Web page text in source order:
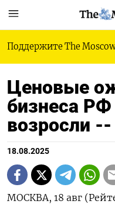
Поддержите The
Ценовые
бизнеса РФ
возросли
18.08.2025
МОСКВА, 18 авг